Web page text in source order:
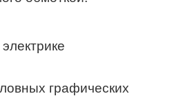
графических